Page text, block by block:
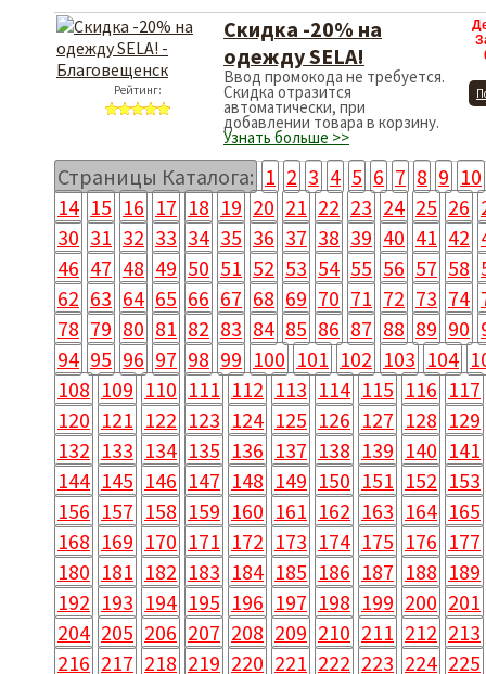
Рейтинг:
Скидка -20% на
одежду SELA!
Ввод промокода не требуется.
Скидка отразится
автоматически, при
добавлении товара в корзину.
Узнать больше >>
Страницы Каталога: 1 2 3 4 5 6 7 8 9 10
14 15 16 17 18 19 20 21 22 23 24 25 26
30 31 32 33 34 35 36 37 38 39 40 41 42
46 47 48 49 50 51 52 53 54 55 56 57 58
62 63 64 65 66 67 68 69 70 71 72 73 74
78 79 80 81 82 83 84 85 86 87 88 89 90
94 95 96 97 98 99 100 101 102 103 104
108 109 110 111 112 113 114 115 116 117
120 121 122 123 124 125 126 127 128 129
132 133 134 135 136 137 138 139 140 141
144 145 146 147 148 149 150 151 152 153
156 157 158 159 160 161 162 163 164 165
168 169 170 171 172 173 174 175 176 177
180 181 182 183 184 185 186 187 188 189
192 193 194 195 196 197 198 199 200 201
204 205 206 207 208 209 210 211 212 213
216 217 218 219 220 221 222 223 224 225